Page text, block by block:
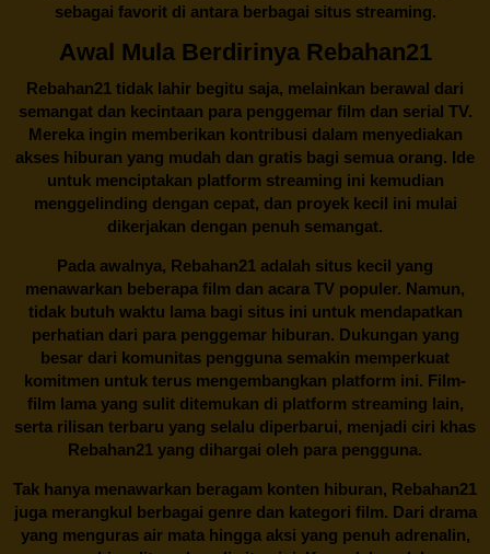
sebagai favorit di antara berbagai situs streaming.
Awal Mula Berdirinya Rebahan21
Rebahan21 tidak lahir begitu saja, melainkan berawal dari
semangat dan kecintaan para penggemar film dan serial TV.
Mereka ingin memberikan kontribusi dalam menyediakan
akses hiburan yang mudah dan gratis bagi semua orang. Ide
untuk menciptakan platform streaming ini kemudian
menggelinding dengan cepat, dan proyek kecil ini mulai
dikerjakan dengan penuh semangat.
Pada awalnya, Rebahan21 adalah situs kecil yang
menawarkan beberapa film dan acara TV populer. Namun,
tidak butuh waktu lama bagi situs ini untuk mendapatkan
perhatian dari para penggemar hiburan. Dukungan yang
besar dari komunitas pengguna semakin memperkuat
komitmen untuk terus mengembangkan platform ini. Film-
film lama yang sulit ditemukan di platform streaming lain,
serta rilisan terbaru yang selalu diperbarui, menjadi ciri khas
Rebahan21 yang dihargai oleh para pengguna.
Tak hanya menawarkan beragam konten hiburan, Rebahan21
juga merangkul berbagai genre dan kategori film. Dari drama
yang menguras air mata hingga aksi yang penuh adrenalin,